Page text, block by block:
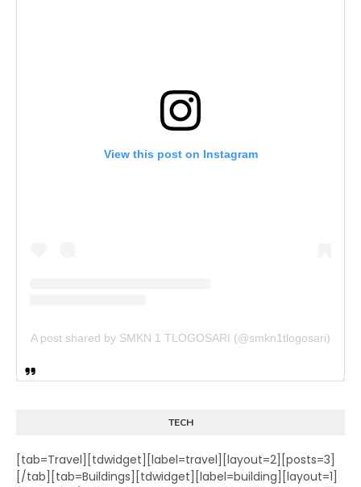
View this post on Instagram
A post shared by SMKN 1 TLOGOSARI (@smkn1tlogosari)
TECH
[tab=Travel][tdwidget][label=travel][layout=2][posts=3]
[/tab][tab=Buildings][tdwidget][label=building][layout=1]